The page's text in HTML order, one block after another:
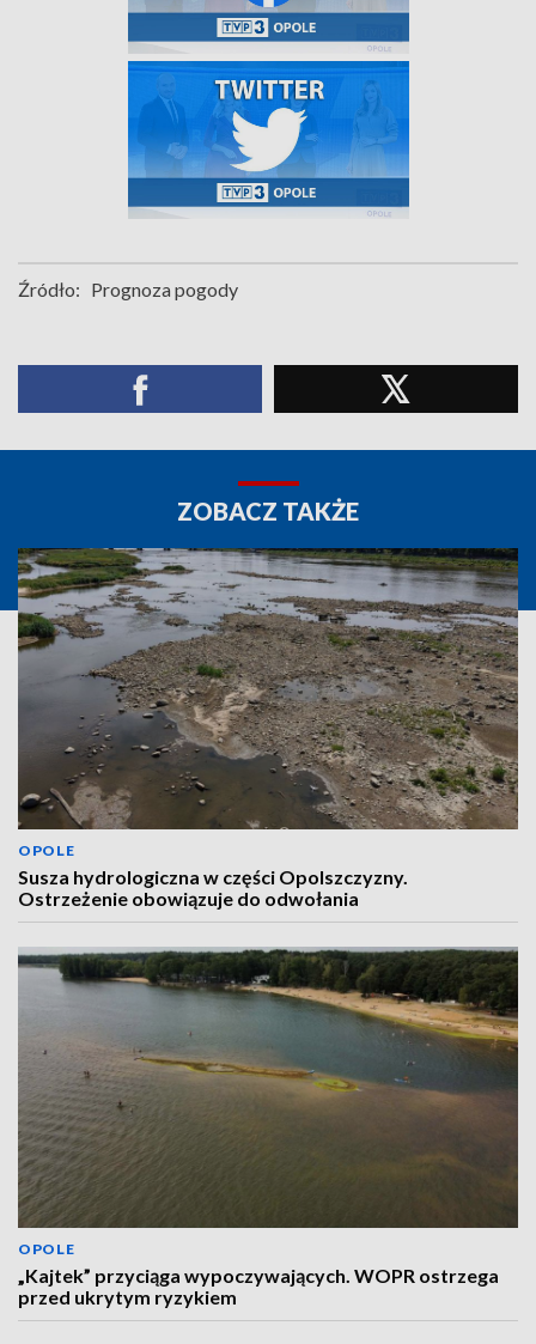
Źródło: Prognoza pogody
ZOBACZ TAKŻE
OPOLE
Susza hydrologiczna w części Opolszczyzny.
Ostrzeżenie obowiązuje do odwołania
OPOLE
„Kajtek” przyciąga wypoczywających. WOPR ostrzega
przed ukrytym ryzykiem